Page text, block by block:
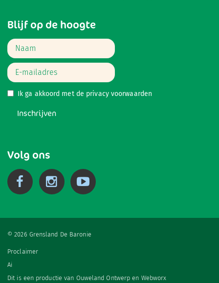
Blijf op de hoogte
Ik ga akkoord met de privacy voorwaarden
Inschrijven
Volg ons
© 2026 Grensland De Baronie
Proclaimer
Ai
Dit is een productie van Ouweland Ontwerp en Webworx